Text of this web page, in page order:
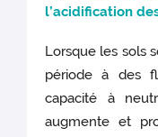
l’acidification
Lorsque les sols
période à des
capacité à
augmente et